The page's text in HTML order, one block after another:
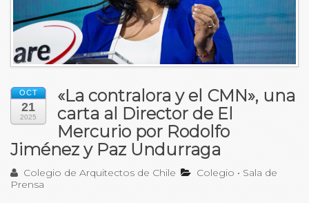
Buscar:
OCT
21
2025
«La contralora y el CMN», una
carta al Director de El
Mercurio por Rodolfo
Jiménez y Paz Undurraga
Colegio de Arquitectos de Chile Colegio • Sala de
Prensa